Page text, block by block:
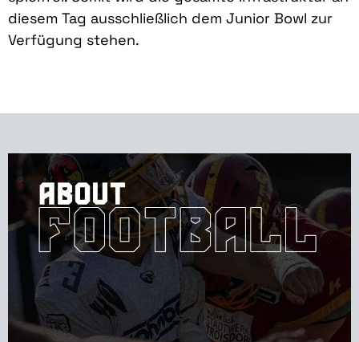
diesem Tag ausschließlich dem Junior Bowl zur
Verfügung stehen.